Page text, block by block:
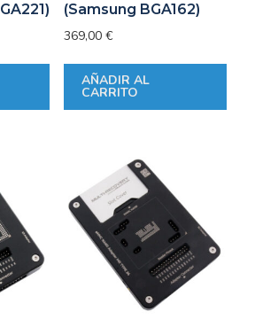
(Samsung BGA162)
369,00 €
AÑADIR AL
CARRITO